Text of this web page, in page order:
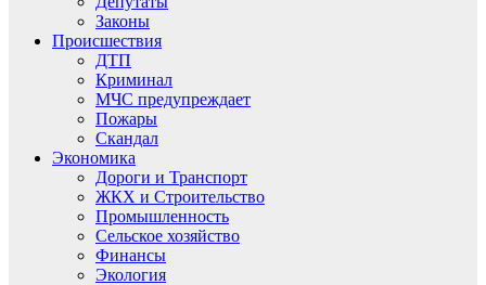
Законы
Происшествия
ДТП
Криминал
МЧС предупреждает
Пожары
Скандал
Экономика
Дороги и Транспорт
ЖКХ и Строительство
Промышленность
Сельское хозяйство
Финансы
Экология